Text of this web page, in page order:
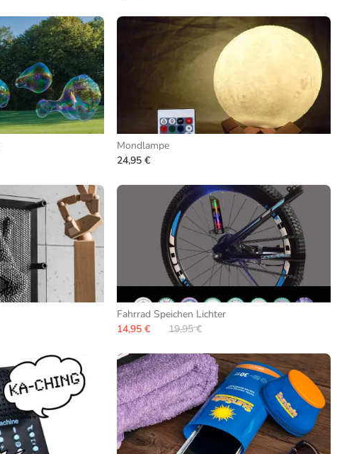
Mondlampe
24,95 €
Fahrrad Speichen Lichter
14,95 €
19,95 €